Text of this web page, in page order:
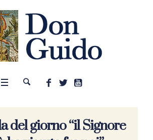
del giorno “il Signore